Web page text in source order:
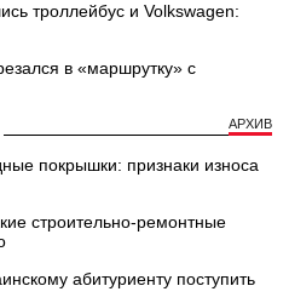
троллейбус и Volkswagen:
в «маршрутку» с
АРХИВ
покрышки: признаки износа
строительно-ремонтные
абитуриенту поступить